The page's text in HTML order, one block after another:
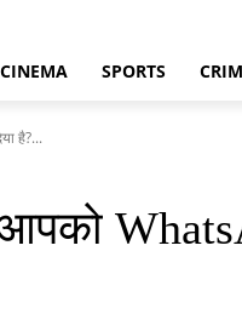
CINEMA SPORTS
है?...